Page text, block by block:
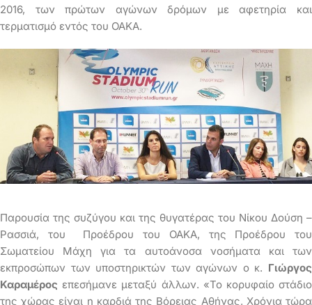
2016, των πρώτων αγώνων δρόμων με αφετηρία και
τερματισμό εντός του ΟΑΚΑ.
Παρουσία της συζύγου και της θυγατέρας του Νίκου Δούση –
Ρασσιά, του Προέδρου του ΟΑΚΑ, της Προέδρου του
Σωματείου Μάχη για τα αυτοάνοσα νοσήματα και των
εκπροσώπων των υποστηρικτών των αγώνων ο κ. Γιώργος
Καραμέρος επεσήμανε μεταξύ άλλων. «Το κορυφαίο στάδιο
της χώρας είναι η καρδιά της Βόρειας Αθήνας. Χρόνια τώρα